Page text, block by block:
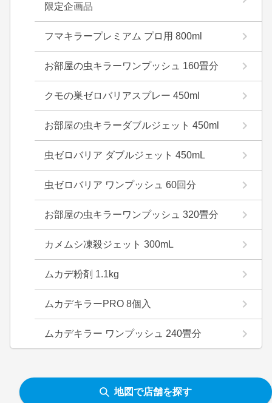
限定企画品
フマキラープレミアム プロ用 800ml
お部屋の虫キラーワンプッシュ 160畳分
クモの巣ゼロバリアスプレー 450ml
お部屋の虫キラーダブルジェット 450ml
虫ゼロバリア ダブルジェット 450mL
虫ゼロバリア ワンプッシュ 60回分
お部屋の虫キラーワンプッシュ 320畳分
カメムシ凍殺ジェット 300mL
ムカデ粉剤 1.1kg
ムカデキラーPRO 8個入
ムカデキラー ワンプッシュ 240畳分
地図で店舗を探す